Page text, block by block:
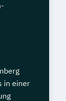
in einer